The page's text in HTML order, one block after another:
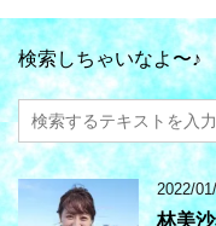
検索しちゃいなよ〜♪
2022/
林美